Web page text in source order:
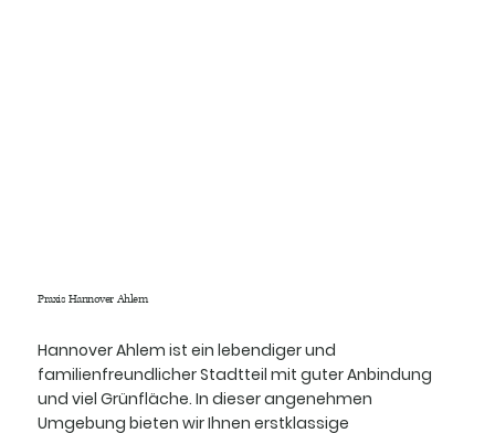
Praxis Hannover Ahlem
Hannover Ahlem ist ein lebendiger und
familienfreundlicher Stadtteil mit guter Anbindung
und viel Grünfläche. In dieser angenehmen
Umgebung bieten wir Ihnen erstklassige